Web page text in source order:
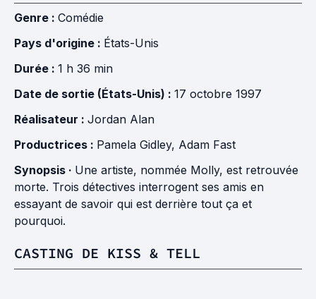
Genre : Comédie
Pays d'origine : États-Unis
Durée : 1 h 36 min
Date de sortie (États-Unis) : 17 octobre 1997
Réalisateur : Jordan Alan
Productrices : Pamela Gidley, Adam Fast
Synopsis · Une artiste, nommée Molly, est retrouvée
morte. Trois détectives interrogent ses amis en
essayant de savoir qui est derrière tout ça et
pourquoi.
CASTING DE KISS & TELL